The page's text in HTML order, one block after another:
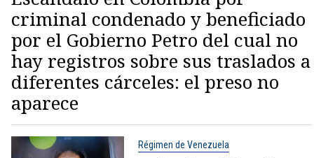
criminal condenado y beneficiado
por el Gobierno Petro del cual no
hay registros sobre sus traslados a
diferentes cárceles: el preso no
aparece
Régimen de Venezuela